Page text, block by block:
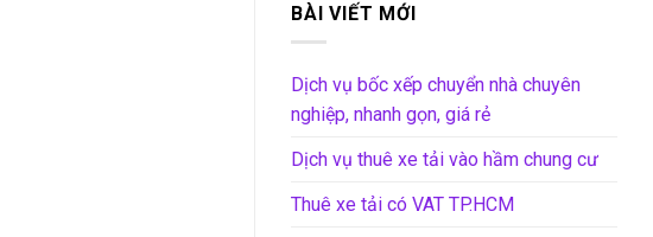
BÀI VIẾT MỚI
Dịch vụ bốc xếp chuyển nhà chuyên
nghiệp, nhanh gọn, giá rẻ
Dịch vụ thuê xe tải vào hầm chung cư
Thuê xe tải có VAT TP.HCM